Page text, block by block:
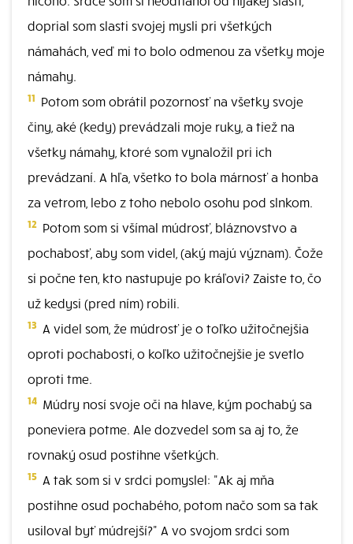
doprial som slasti svojej mysli pri všetkých
námahách, veď mi to bolo odmenou za všetky moje
námahy.
11 Potom som obrátil pozornosť na všetky svoje
činy, aké (kedy) prevádzali moje ruky, a tiež na
všetky námahy, ktoré som vynaložil pri ich
prevádzaní. A hľa, všetko to bola márnosť a honba
za vetrom, lebo z toho nebolo osohu pod slnkom.
12 Potom som si všímal múdrosť, bláznovstvo a
pochabosť, aby som videl, (aký majú význam). Čože
si počne ten, kto nastupuje po kráľovi? Zaiste to, čo
už kedysi (pred ním) robili.
13 A videl som, že múdrosť je o toľko užitočnejšia
oproti pochabosti, o koľko užitočnejšie je svetlo
oproti tme.
14 Múdry nosí svoje oči na hlave, kým pochabý sa
poneviera potme. Ale dozvedel som sa aj to, že
rovnaký osud postihne všetkých.
15 A tak som si v srdci pomyslel: "Ak aj mňa
postihne osud pochabého, potom načo som sa tak
usiloval byť múdrejší?" A vo svojom srdci som